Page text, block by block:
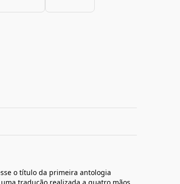
o título da primeira antologia